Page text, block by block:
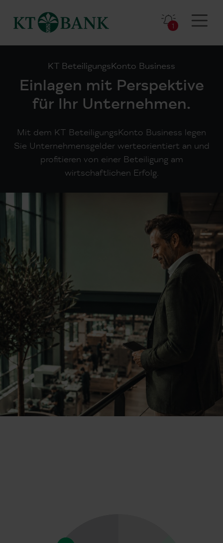
1
KT BeteiligungsKonto Business
Einlagen mit Perspektive
für Ihr Unternehmen.
Mit dem KT BeteiligungsKonto Business legen
Sie Unternehmensgelder werteorientiert an und
profitieren von einer Beteiligung am
wirtschaftlichen Erfolg.